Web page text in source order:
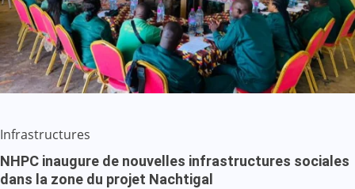
Infrastructures
NHPC inaugure de nouvelles infrastructures sociales
dans la zone du projet Nachtigal